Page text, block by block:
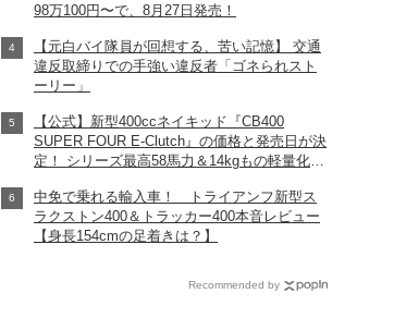
98万100円〜で、8月27日発売！
【元白バイ隊員が回想する、苦い記憶】 交通
違反取締りでの手強い違反者「ゴネられスト
ーリー」
【公式】新型400ccネイキッド『CB400
SUPER FOUR E-Clutch』の価格と発売日が決
定！ シリーズ最高58馬力＆14kgもの軽量化!?
【Honda2026新車ニュース】
中免で乗れる輸入車！ トライアンフ新型ス
ラクストン400＆トラッカー400本音レビュー
【身長154cmの足着きは？】
Recommended by